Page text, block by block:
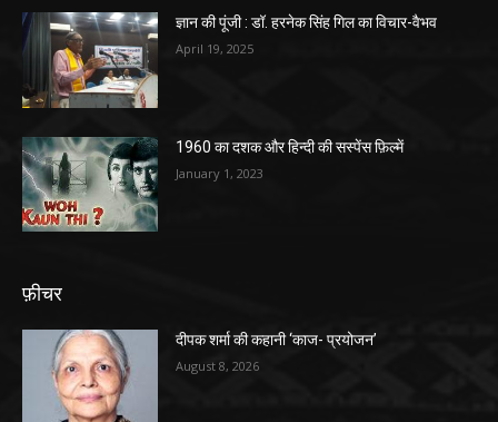
ज्ञान की पूंजी : डॉ. हरनेक सिंह गिल का विचार-वैभव
April 19, 2025
1960 का दशक और हिन्दी की सस्पेंस फ़िल्में
January 1, 2023
फ़ीचर
दीपक शर्मा की कहानी ‘काज- प्रयोजन’
August 8, 2026